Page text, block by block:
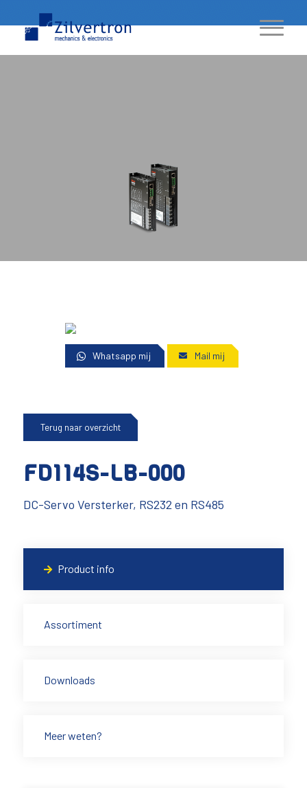
Whatsapp mij Mail mij
Terug naar overzicht
FD114S-LB-000
DC-Servo Versterker, RS232 en RS485
Product info
Assortiment
Downloads
Meer weten?